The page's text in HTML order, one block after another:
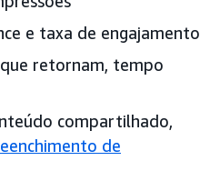
e taxa de engajamento
retornam, tempo
compartilhado,
de